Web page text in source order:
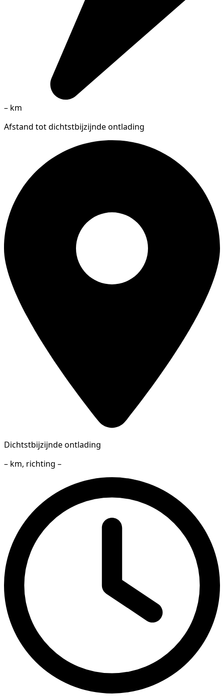
– km
Afstand tot dichtstbijzijnde ontlading
Dichtstbijzijnde ontlading
– km, richting –